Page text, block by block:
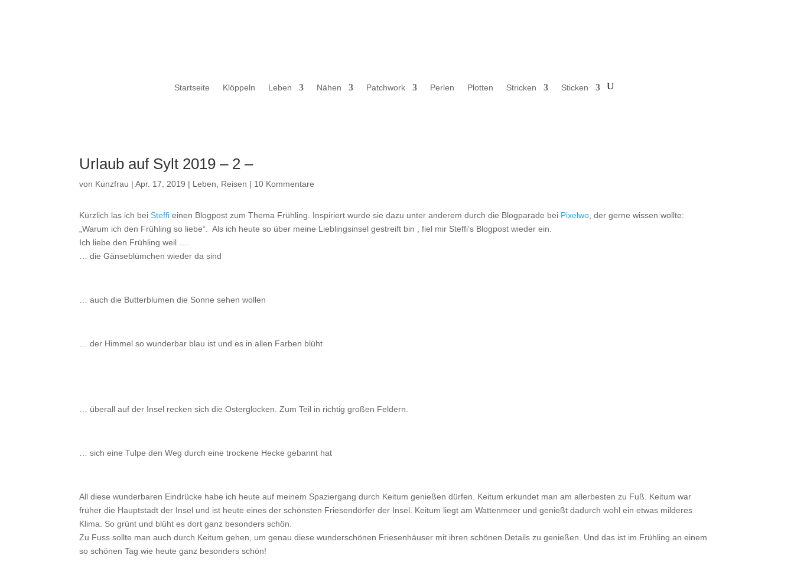
Startseite Klöppeln Leben Nähen Patchwork Perlen Plotten Stricken Sticken
Urlaub auf Sylt 2019 – 2 –
von Kunzfrau |Apr. 17, 2019 | Leben Reisen | 10 Kommentare
Kürzlich las ich beiSteffi einen Blogpost zum Thema Frühling. Inspiriert wurde sie dazu unter anderem durch die Blogparade bei Pixelwo , der gerne wissen wollte:
„Warum ich den Frühling so liebe“. Als ich heute so über meine Lieblingsinsel gestreift bin , fiel mir Steffi’s Blogpost wieder ein.
Ich liebe den Frühling weil ….
… die Gänseblümchen wieder da sind
… auch die Butterblumen die Sonne sehen wollen
… der Himmel so wunderbar blau ist und es in allen Farben blüht
… überall auf der Insel recken sich die Osterglocken. Zum Teil in richtig großen Feldern.
… sich eine Tulpe den Weg durch eine trockene Hecke gebannt hat
All diese wunderbaren Eindrücke habe ich heute auf meinem Spaziergang durch Keitum genießen dürfen. Keitum erkundet man am allerbesten zu Fuß. Keitum war
früher die Hauptstadt der Insel und ist heute eines der schönsten Friesendörfer der Insel. Keitum liegt am Wattenmeer und genießt dadurch wohl ein etwas milderes
Klima. So grünt und blüht es dort ganz besonders schön.
Zu Fuss sollte man auch durch Keitum gehen, um genau diese wunderschönen Friesenhäuser mit ihren schönen Details zu genießen. Und das ist im Frühling an einem
so schönen Tag wie heute ganz besonders schön!